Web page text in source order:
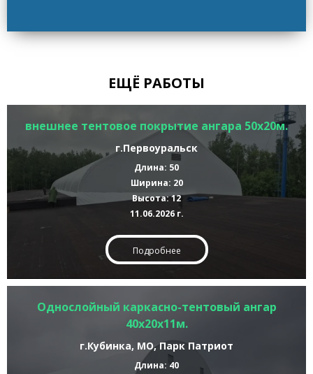
ЕЩЁ РАБОТЫ
внешнее тентовое покрытие ангара 50х20м.
г.Первоуральск
Длина: 50
Ширина: 20
Высота: 12
11.06.2026 г.
Подробнее
Однослойный каркасно-тентовый ангар
40х20х11м.
г.Кубинка, МО, Парк Патриот
Длина: 40